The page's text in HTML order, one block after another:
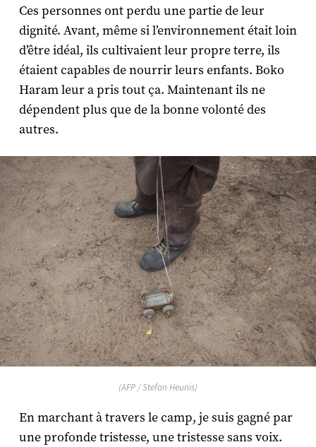
Ces personnes ont perdu une partie de leur
dignité. Avant, même si l’environnement était loin
d’être idéal, ils cultivaient leur propre terre, ils
étaient capables de nourrir leurs enfants. Boko
Haram leur a pris tout ça. Maintenant ils ne
dépendent plus que de la bonne volonté des
autres.
(AFP / Stefan Heunis)
En marchant à travers le camp, je suis gagné par
une profonde tristesse, une tristesse sans voix.